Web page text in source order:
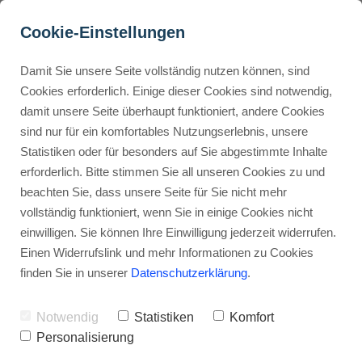
Buyer Personas erstellen
Landingpage optimieren
Internal Linking Tool
CapCut KI-Features: So
nutzt du die Magie!
Werbehinweis: Links mit Sternchen (*) sind Affiliate-Links. Kaufst
du darüber ein, erhalte ich eine Provision – ohne Mehrkosten für
dich.
Stephan Ochmann
CapCut KI-Features – das ist die
neue Superkraft im Baukasten jedes
Video-Enthusiasten!
Cookie-Einstellungen
Damit Sie unsere Seite vollständig nutzen können, sind
Cookies erforderlich. Einige dieser Cookies sind notwendig,
damit unsere Seite überhaupt funktioniert, andere Cookies
sind nur für ein komfortables Nutzungserlebnis, unsere
Statistiken oder für besonders auf Sie abgestimmte Inhalte
erforderlich. Bitte stimmen Sie all unseren Cookies zu und
beachten Sie, dass unsere Seite für Sie nicht mehr
vollständig funktioniert, wenn Sie in einige Cookies nicht
einwilligen. Sie können Ihre Einwilligung jederzeit widerrufen.
Einen Widerrufslink und mehr Informationen zu Cookies
finden Sie in unserer Datenschutzerklärung.
Notwendig Statistiken
Komfort
Personalisierung